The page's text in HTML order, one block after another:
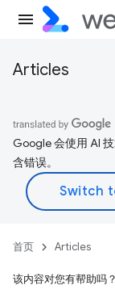
Articles
Google 会使用 AI
含错误。
首页 Articles
该内容对您有帮助吗？